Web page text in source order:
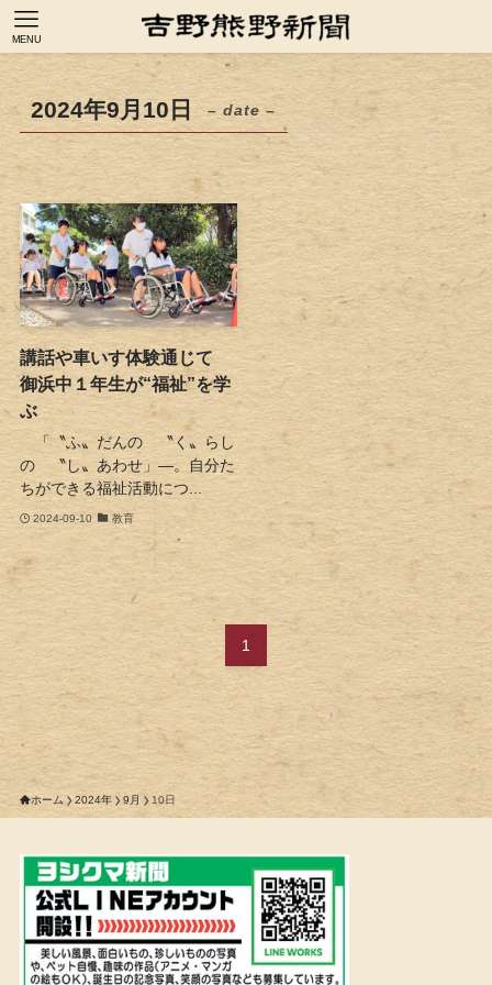
MENU
2024年9月10日 – date –
講話や車いす体験通じて
御浜中１年生が“福祉”を学
ぶ
「〝ふ〟だんの 〝く〟らし
の 〝し〟あわせ」―。自分た
ちができる福祉活動につ...
2024-09-10 教育
1
ホーム 2024年 9月 10日